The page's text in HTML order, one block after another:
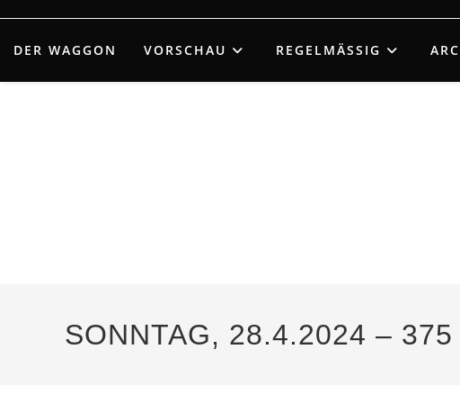
springen
DER WAGGON VORSCHAU REGELMÄSSIG
SONNTAG, 28.4.2024 –